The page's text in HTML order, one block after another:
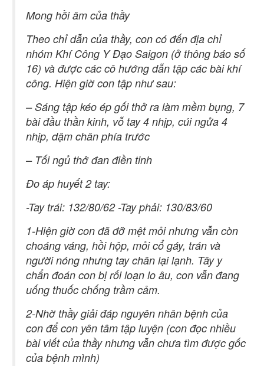
Mong hồi âm của thầy
Theo chỉ dẫn của thầy, con có đến địa chỉ
nhóm Khí Công Y Đạo Saigon (ở thông báo số
16) và được các cô hướng dẫn tập các bài khí
công. Hiện giờ con tập như sau:
– Sáng tập kéo ép gối thở ra làm mềm bụng, 7
bài đầu thần kinh, vỗ tay 4 nhịp, cúi ngửa 4
nhịp, dậm chân phía trước
– Tối ngủ thở đan điền tinh
Đo áp huyết 2 tay:
-Tay trái: 132/80/62 -Tay phải: 130/83/60
1-Hiện giờ con đã đỡ mệt mỏi nhưng vẫn còn
choáng váng, hồi hộp, mỏi cổ gáy, trán và
người nóng nhưng tay chân lại lạnh. Tây y
chẩn đoán con bị rối loạn lo âu, con vẫn đang
uống thuốc chống trầm cảm.
2-Nhờ thầy giải đáp nguyên nhân bệnh của
con để con yên tâm tập luyện (con đọc nhiều
bài viết của thầy nhưng vẫn chưa tìm được gốc
của bệnh mình)